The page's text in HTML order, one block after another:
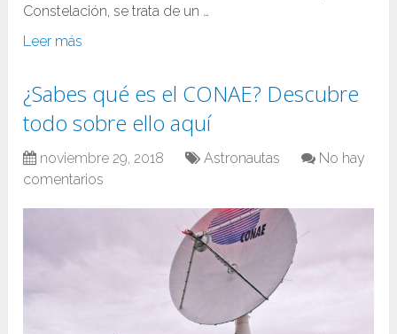
Constelación, se trata de un …
Leer más
¿Sabes qué es el CONAE? Descubre
todo sobre ello aquí
noviembre 29, 2018 Astronautas
No hay
comentarios